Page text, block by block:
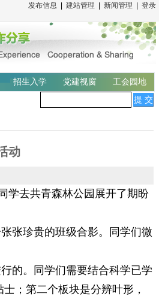
发布信息 建站管理 新闻管理 登录
招生入学 党建视窗 工会园地
动
去共青森林公园展开了期盼
张珍贵的班级合影。同学们微
的。同学们需要结合科学已学
；第二个板块是分辨叶形，